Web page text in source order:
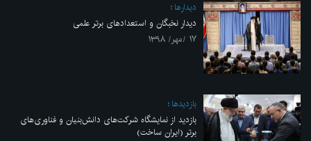
ديدارها
دیدار نخبگان و استعدادهای برتر علمی
۱۷ /مهر/ ۱۳۹۸
بازديدها
بازدید از نمایشگاه شرکت‌های دانش‌بنیان و فناوری‌های
برتر (ایران ساخت)